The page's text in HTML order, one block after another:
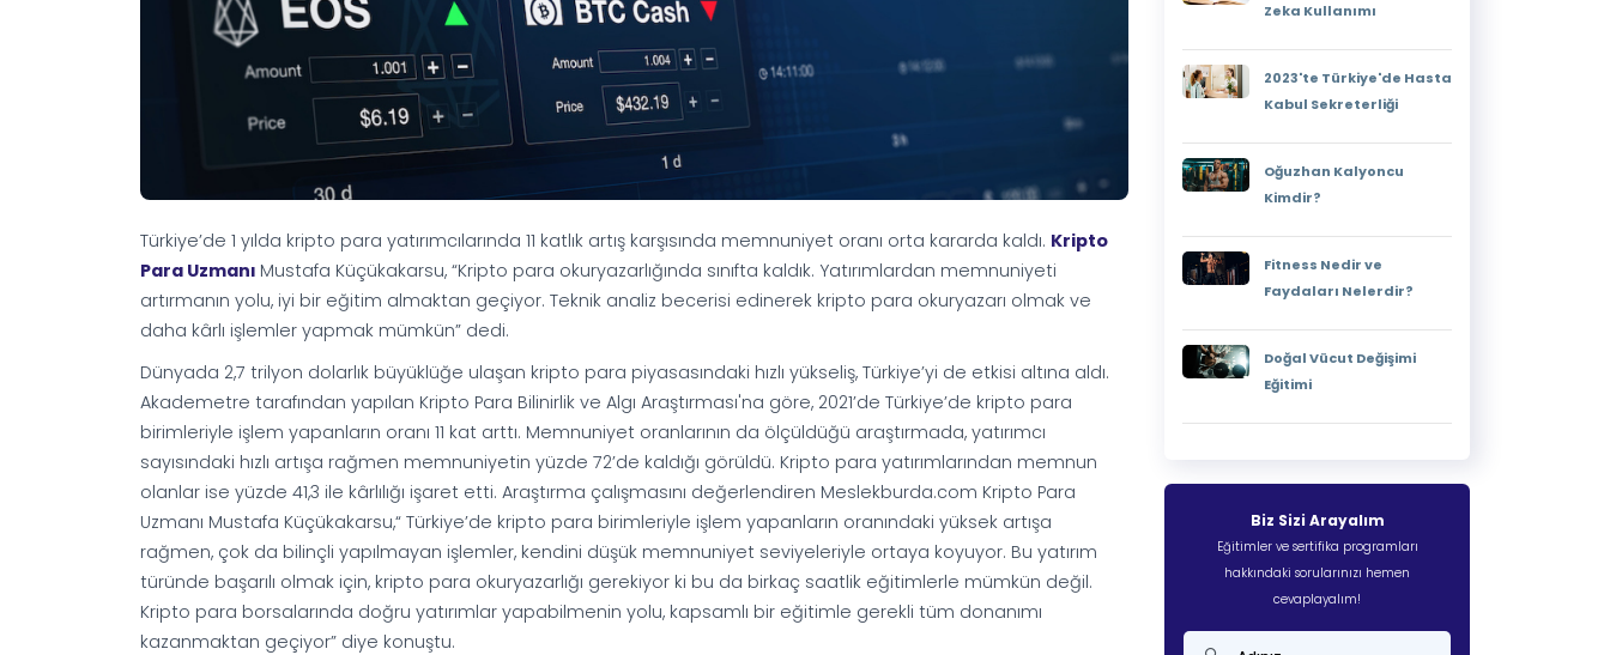
Türkiye’de 1 yılda kripto para yatırımcılarında 11 katlık artış karşısında memnuniyet oranı orta kararda kaldı. Kripto
Para Uzmanı Mustafa Küçükakarsu, “Kripto para okuryazarlığında sınıfta kaldık. Yatırımlardan memnuniyeti
artırmanın yolu, iyi bir eğitim almaktan geçiyor. Teknik analiz becerisi edinerek kripto para okuryazarı olmak ve
daha kârlı işlemler yapmak mümkün” dedi.
Dünyada 2,7 trilyon dolarlık büyüklüğe ulaşan kripto para piyasasındaki hızlı yükseliş, Türkiye’yi de etkisi altına aldı.
Akademetre tarafından yapılan Kripto Para Bilinirlik ve Algı Araştırması'na göre, 2021’de Türkiye’de kripto para
birimleriyle işlem yapanların oranı 11 kat arttı. Memnuniyet oranlarının da ölçüldüğü araştırmada, yatırımcı
sayısındaki hızlı artışa rağmen memnuniyetin yüzde 72’de kaldığı görüldü. Kripto para yatırımlarından memnun
olanlar ise yüzde 41,3 ile kârlılığı işaret etti. Araştırma çalışmasını değerlendiren Meslekburda.com Kripto Para
Uzmanı Mustafa Küçükakarsu,“ Türkiye’de kripto para birimleriyle işlem yapanların oranındaki yüksek artışa
rağmen, çok da bilinçli yapılmayan işlemler, kendini düşük memnuniyet seviyeleriyle ortaya koyuyor. Bu yatırım
türünde başarılı olmak için, kripto para okuryazarlığı gerekiyor ki bu da birkaç saatlik eğitimlerle mümkün değil.
Kripto para borsalarında doğru yatırımlar yapabilmenin yolu, kapsamlı bir eğitimle gerekli tüm donanımı
kazanmaktan geçiyor” diye konuştu.
Zeka Kullanımı
2023'te Türkiye'de Hasta
Kabul Sekreterliği
Oğuzhan Kalyoncu
Kimdir?
Fitness Nedir ve
Faydaları Nelerdir?
Doğal Vücut Değişimi
Eğitimi
Biz Sizi Arayalım
Eğitimler ve sertifika programları
hakkındaki sorularınızı hemen
cevaplayalım!